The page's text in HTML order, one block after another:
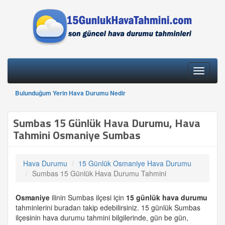
Toggle
Bulunduğum Yerin Hava Durumu Nedir
Sumbas 15 Günlük Hava Durumu, Hava
Tahmini Osmaniye Sumbas
Hava Durumu
15 Günlük Osmaniye Hava Durumu
Sumbas 15 Günlük Hava Durumu Tahmini
Osmaniye ilinin Sumbas ilçesi için 15 günlük hava durumu
tahminlerini buradan takip edebilirsiniz. 15 günlük Sumbas
ilçesinin hava durumu tahmini bilgilerinde, gün be gün,